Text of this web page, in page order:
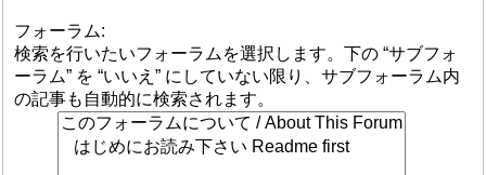
フォーラム:
検索を行いたいフォーラムを選択します。下の “サブフォ
ーラム” を “いいえ” にしていない限り、サブフォーラム内
の記事も自動的に検索されます。